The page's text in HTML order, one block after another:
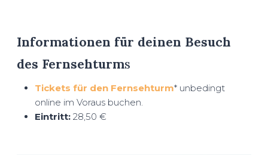
Informationen für deinen Besuch
des Fernsehturms
Tickets für den Fernsehturm* unbedingt
online im Voraus buchen.
Eintritt:28,50 €